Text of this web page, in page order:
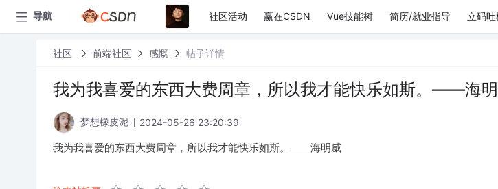
导航 社区活动 赢在CSDN Vue技能树 简历/就业指导 立码吐
社区 前端社区 感慨 帖子详情
我为我喜爱的东西大费周章，所以我才能快乐如斯。——海
梦想橡皮泥 2024-05-26 23:20:39
我为我喜爱的东西大费周章，所以我才能快乐如斯。——海明威